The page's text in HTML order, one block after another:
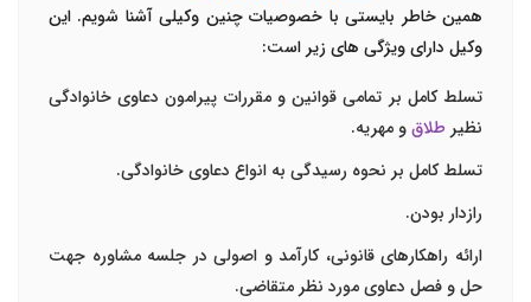
همین خاطر بایستی با خصوصیات چنین وکیلی آشنا شویم. این
وکیل دارای ویژگی های زیر است:
تسلط کامل بر تمامی قوانین و مقررات پیرامون دعاوی خانوادگی
نظیر طلاقو مهریه.
تسلط کامل بر نحوه رسیدگی به انواع دعاوی خانوادگی.
رازدار بودن.
ارائه راهکارهای قانونی، کارآمد و اصولی در جلسه مشاوره جهت
حل و فصل دعاوی مورد نظر متقاضی.